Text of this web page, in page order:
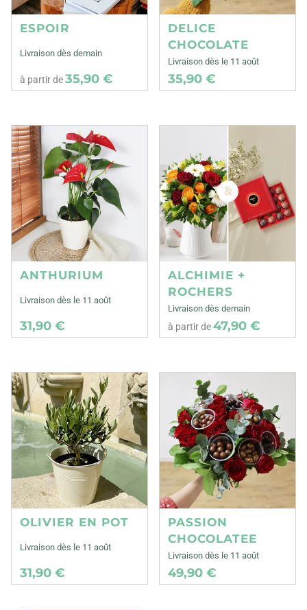
ESPOIR
Livraison dès demain
à partir de35,90 €
DELICE
CHOCOLATE
Livraison dès le 11 août
35,90 €
ANTHURIUM
Livraison dès le 11 août
31,90 €
ALCHIMIE +
ROCHERS
Livraison dès demain
à partir de47,90 €
OLIVIER EN POT
Livraison dès le 11 août
31,90 €
PASSION
CHOCOLATEE
Livraison dès le 11 août
49,90 €